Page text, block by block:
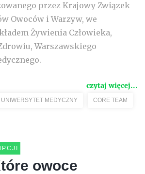
przez Krajowy Związek
Owoców i Warzyw, we
Żywienia Człowieka,
Warszawskiego
czytaj więcej...
MEDYCZNY CORE TEAM
owoce